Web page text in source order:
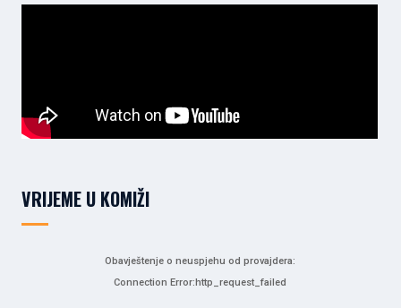
VRIJEME U KOMIŽI
Obavještenje o neuspjehu od provajdera:
Connection Error:http_request_failed